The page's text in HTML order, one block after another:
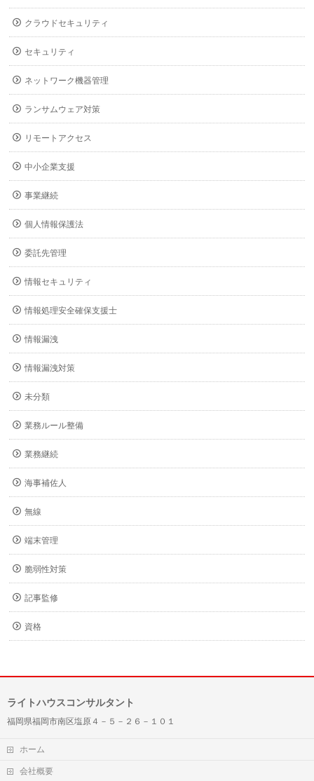
クラウドセキュリティ
セキュリティ
ネットワーク機器管理
ランサムウェア対策
リモートアクセス
中小企業支援
事業継続
個人情報保護法
委託先管理
情報セキュリティ
情報処理安全確保支援士
情報漏洩
情報漏洩対策
未分類
業務ルール整備
業務継続
海事補佐人
無線
端末管理
脆弱性対策
記事監修
資格
ライトハウスコンサルタント
福岡県福岡市南区塩原４－５－２６－１０１
ホーム
会社概要